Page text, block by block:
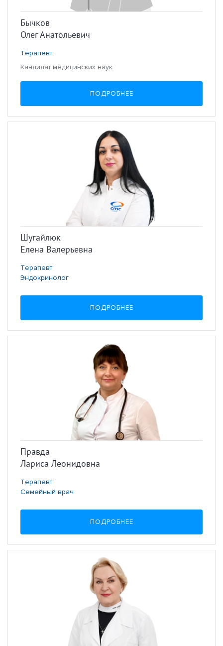
Бычков
Олег Анатольевич
Терапевт
Кандидат медицинских наук
ПОДРОБНЕЕ
Шугайлюк
Елена Валерьевна
Терапевт
Эндокринолог
ПОДРОБНЕЕ
Правда
Лариса Леонидовна
Терапевт
Семейный врач
ПОДРОБНЕЕ